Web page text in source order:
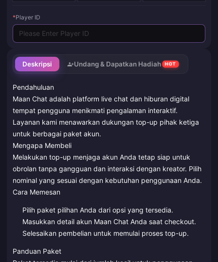
Deskripsi Undang & Dapatkan Hadiah HOT
Pendahuluan
Maan Chat adalah platform live chat dan hiburan digital
tempat pengguna menikmati pengalaman interaktif.
Layanan kami menawarkan dukungan top-up pihak ketiga
untuk berbagai paket akun.
Mengapa Membeli
Melakukan top-up menjaga akun Anda tetap siap untuk
obrolan tanpa gangguan dan interaksi dengan kreator. Pilih
nominal yang sesuai dengan kebutuhan penggunaan Anda.
Cara Memesan
Pilih paket pilihan Anda dari opsi yang tersedia.
Masukkan detail akun Maan Chat Anda saat checkout.
Selesaikan pembelian untuk memulai proses top-up.
Panduan Paket
*Player ID